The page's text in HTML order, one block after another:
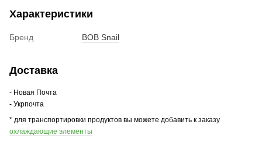
Характеристики
Бренд BOB Snail
Доставка
- Новая Почта
- Укрпочта
* для транспортировки продуктов вы можете добавить к заказу
охлаждающие элементы